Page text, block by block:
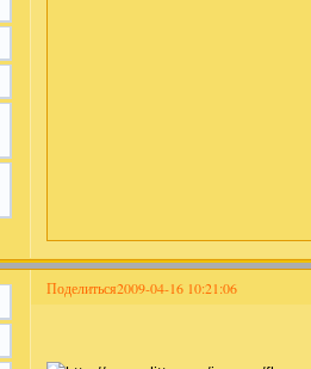
Поделиться2009-04-16 10:21:06